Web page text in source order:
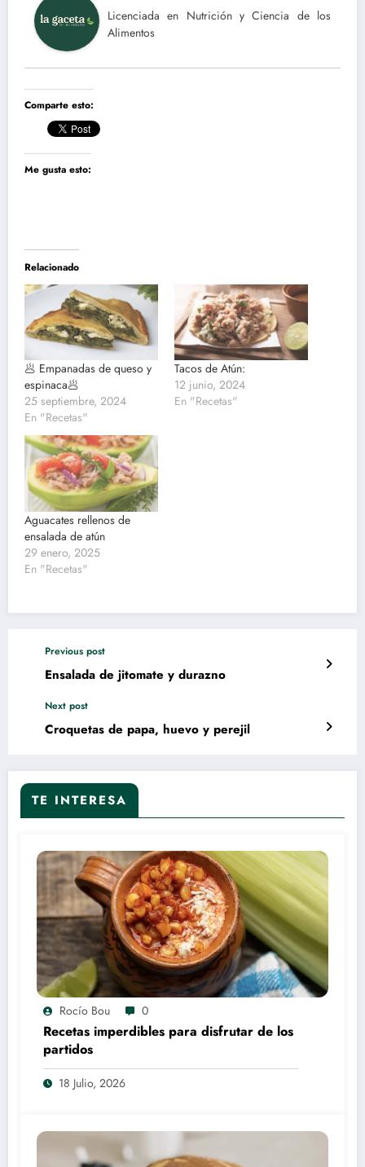
Licenciada en Nutrición y Ciencia de los
Alimentos
Comparte esto:
Me gusta esto:
Relacionado
🥟 Empanadas de queso y
espinaca🥟
25 septiembre, 2024
En "Recetas"
Tacos de Atún:
12 junio, 2024
En "Recetas"
Aguacates rellenos de
ensalada de atún
29 enero, 2025
En "Recetas"
Previous post
Ensalada de jitomate y durazno
Next post
Croquetas de papa, huevo y perejil
TE INTERESA
Rocío Bou 0
Recetas imperdibles para disfrutar de los
partidos
18 Julio, 2026